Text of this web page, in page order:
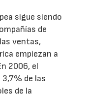
sigue siendo
de
ventas,
empiezan a
2006, el
de las
de la